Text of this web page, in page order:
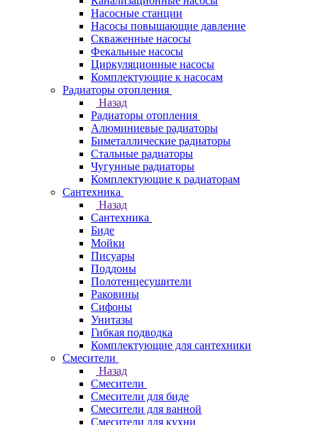
Насосные станции
Насосы повышающие давление
Скваженные насосы
Фекальные насосы
Циркуляционные насосы
Комплектующие к насосам
Радиаторы отопления
Назад
Радиаторы отопления
Алюминиевые радиаторы
Биметаллические радиаторы
Стальные радиаторы
Чугунные радиаторы
Комплектующие к радиаторам
Сантехника
Назад
Сантехника
Биде
Мойки
Писуары
Поддоны
Полотенцесушители
Раковины
Сифоны
Унитазы
Гибкая подводка
Комплектующие для сантехники
Смесители
Назад
Смесители
Смесители для биде
Смесители для ванной
Смесители для кухни